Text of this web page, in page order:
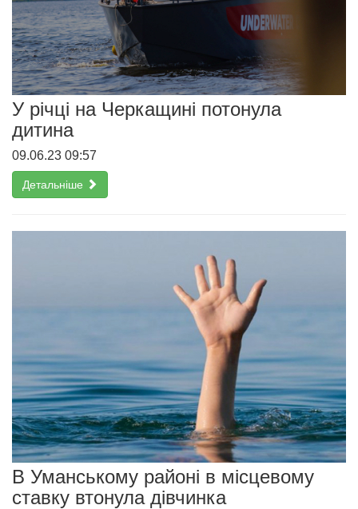
У річці на Черкащині потонула
дитина
09.06.23 09:57
Детальніше
В Уманському районі в місцевому
ставку втонула дівчинка